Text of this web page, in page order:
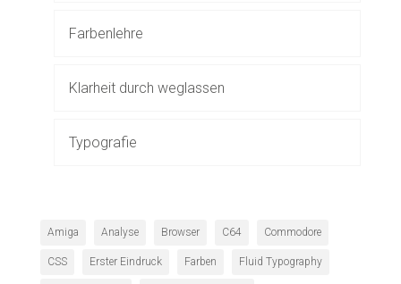
Farbenlehre
Klarheit durch weglassen
Typografie
Amiga Analyse Browser C64 Commodore
CSS Erster Eindruck Farben Fluid Typography